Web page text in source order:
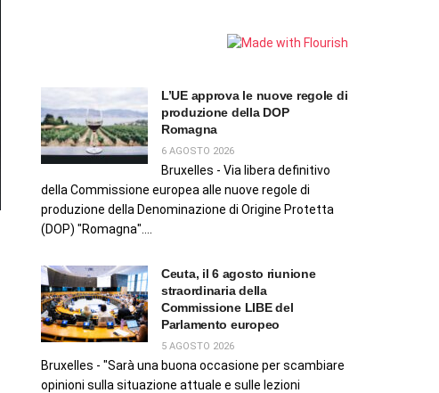
L’UE approva le nuove regole di
produzione della DOP
Romagna
6 AGOSTO 2026
Bruxelles - Via libera definitivo
della Commissione europea alle nuove regole di
produzione della Denominazione di Origine Protetta
(DOP) "Romagna"....
Ceuta, il 6 agosto riunione
straordinaria della
Commissione LIBE del
Parlamento europeo
5 AGOSTO 2026
Bruxelles - "Sarà una buona occasione per scambiare
opinioni sulla situazione attuale e sulle lezioni